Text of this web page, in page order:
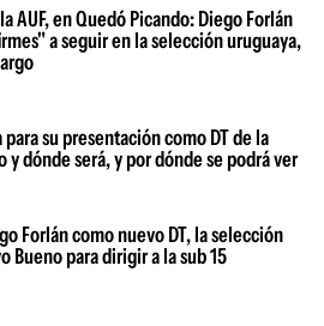
AUF, en Quedó Picando: Diego Forlán
a seguir en la selección uruguaya,
su presentación como DT de la
dónde será, y por dónde se podrá ver
Forlán como nuevo DT, la selección
Bueno para dirigir a la sub 15